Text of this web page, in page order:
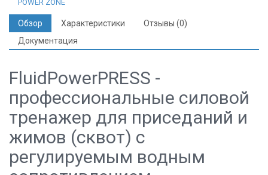
POWER ZONE
Обзор Характеристики
Отзывы (0)
Документация
FluidPowerPRESS -
профессиональные силовой
тренажер для приседаний и
жимов (сквот) с
регулируемым водным